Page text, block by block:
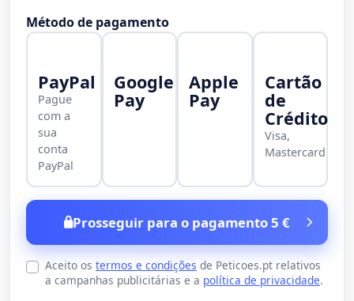
Método de pagamento
PayPal
Pague
com a
sua
conta
PayPal
Google
Pay
Apple
Pay
Cartão
de
Crédito
Visa,
Mastercard
Prosseguir para o pagamento 5 €
Aceito os termos e condições de Peticoes.pt relativos
a campanhas publicitárias e a política de privacidade.